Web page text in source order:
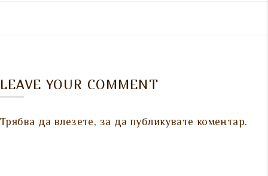
LEAVE YOUR COMMENT
Трябва давлезете, за да публикувате коментар.